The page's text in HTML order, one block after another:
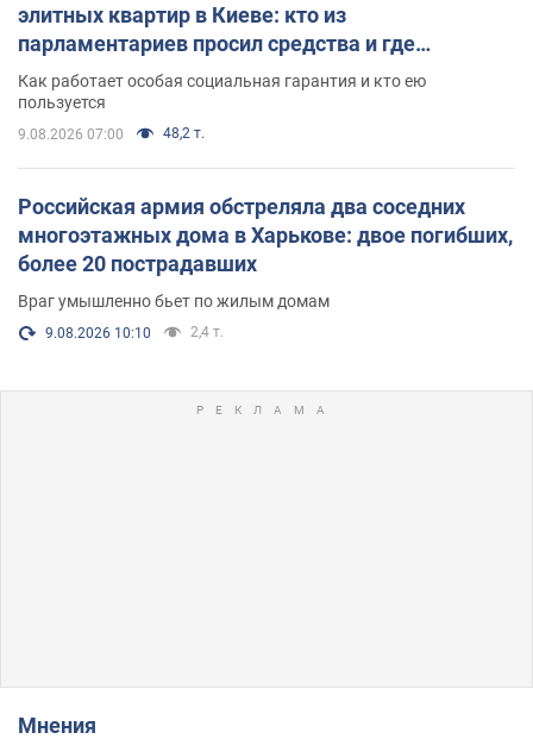
элитных квартир в Киеве: кто из
парламентариев просил средства и где
поселился
Как работает особая социальная гарантия и кто ею
пользуется
9.08.2026 07:00 48,2 т.
Российская армия обстреляла два соседних
многоэтажных дома в Харькове: двое погибших,
более 20 пострадавших
Враг умышленно бьет по жилым домам
9.08.2026 10:10 2,4 т.
Мнения